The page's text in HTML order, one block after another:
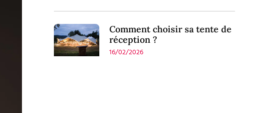
Comment choisir sa tente de
réception ?
16/02/2026